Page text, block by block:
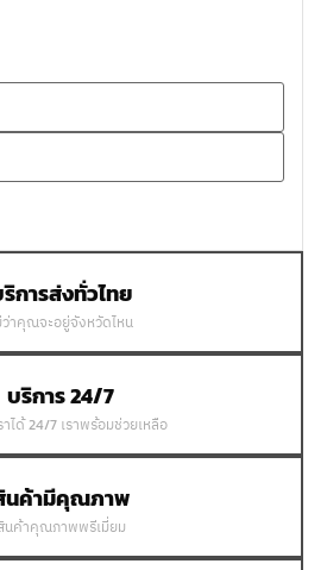
การส่งทั่วไทย
ว่าคุณจะอยู่จังหวัดไหน
บริการ 24/7
ได้ 24/7 เราพร้อมช่วยเหลือ
นค้ามีคุณภาพ
นค้าคุณภาพพรีเมี่ยม